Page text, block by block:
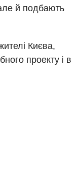
й подбають
Києва,
проекту і в